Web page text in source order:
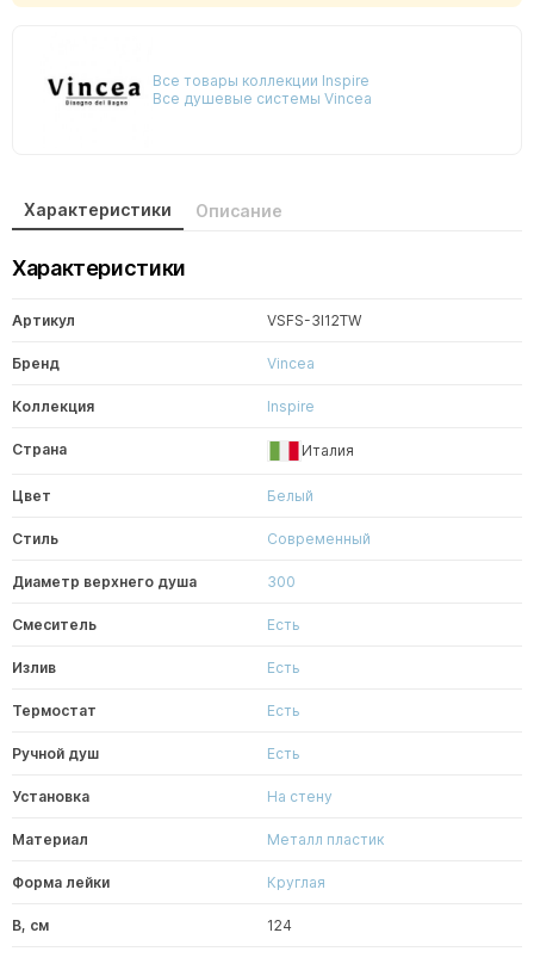
Все товары коллекции Inspire
Все душевые системы Vincea
Характеристики Описание
Характеристики
Артикул VSFS-3I12TW
Бренд Vincea
Коллекция Inspire
Страна Италия
Цвет Белый
Стиль Современный
Диаметр верхнего душа 300
Смеситель Есть
Излив Есть
Термостат Есть
Ручной душ Есть
Установка На стену
Материал Металл пластик
Форма лейки Круглая
В, см 124